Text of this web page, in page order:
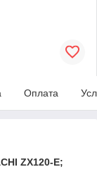
Оплата
ZX120-E;